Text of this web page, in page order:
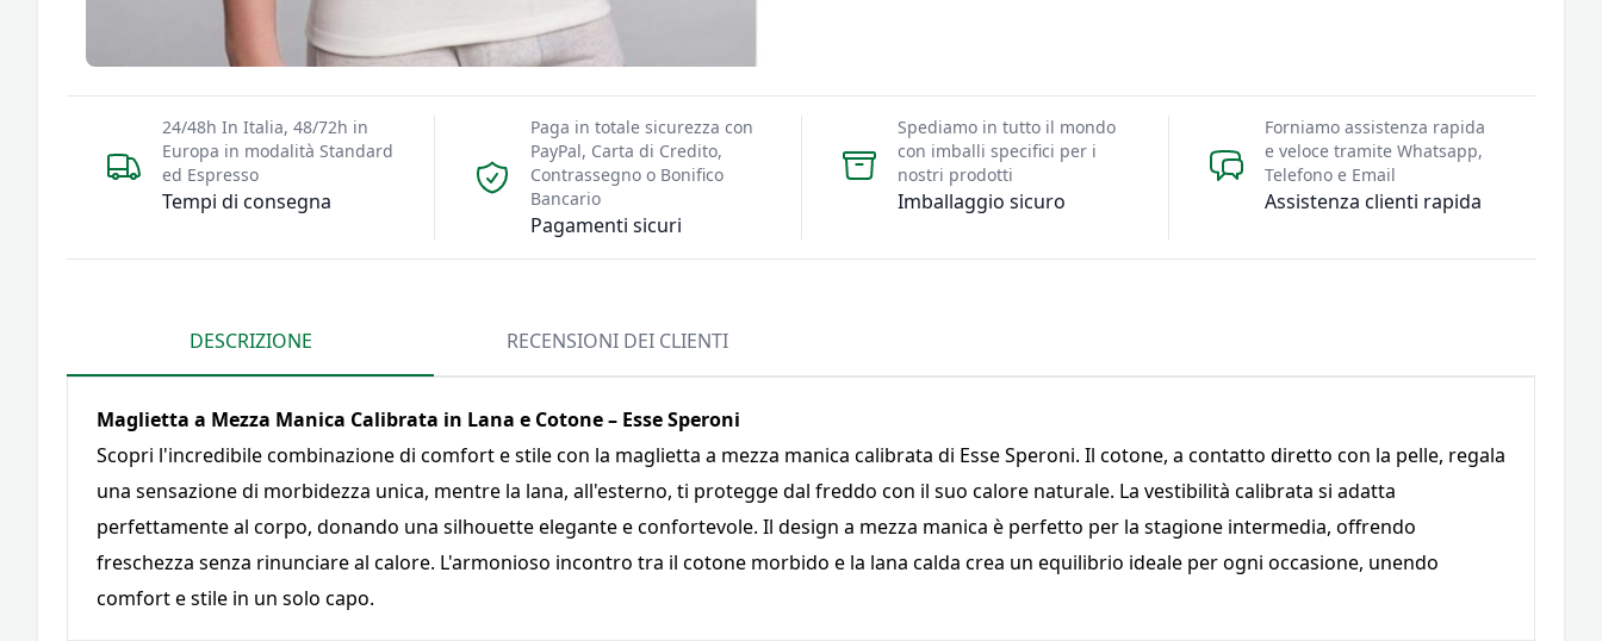
Tempi di consegna
24/48h In Italia, 48/72h in
Europa in modalità Standard
ed Espresso
Pagamenti sicuri
Paga in totale sicurezza con
PayPal, Carta di Credito,
Contrassegno o Bonifico
Bancario
Imballaggio sicuro
Spediamo in tutto il mondo
con imballi specifici per i
nostri prodotti
Assistenza clienti rapida
Forniamo assistenza rapida
e veloce tramite Whatsapp,
Telefono e Email
DESCRIZIONE RECENSIONI DEI CLIENTI
Maglietta a Mezza Manica Calibrata in Lana e Cotone – Esse Speroni
Scopri l'incredibile combinazione di comfort e stile con la maglietta a mezza manica calibrata di Esse Speroni. Il cotone, a contatto diretto con la pelle, regala
una sensazione di morbidezza unica, mentre la lana, all'esterno, ti protegge dal freddo con il suo calore naturale. La vestibilità calibrata si adatta
perfettamente al corpo, donando una silhouette elegante e confortevole. Il design a mezza manica è perfetto per la stagione intermedia, offrendo
freschezza senza rinunciare al calore. L'armonioso incontro tra il cotone morbido e la lana calda crea un equilibrio ideale per ogni occasione, unendo
comfort e stile in un solo capo.